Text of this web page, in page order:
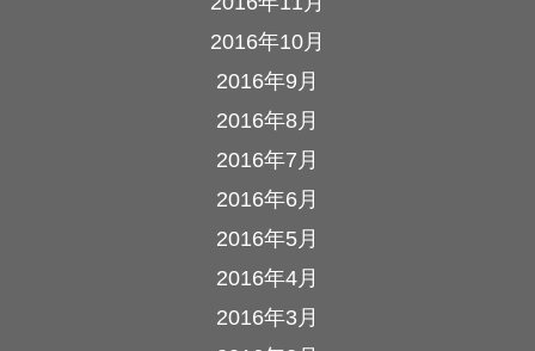
2016年10月
2016年9月
2016年8月
2016年7月
2016年6月
2016年5月
2016年4月
2016年3月